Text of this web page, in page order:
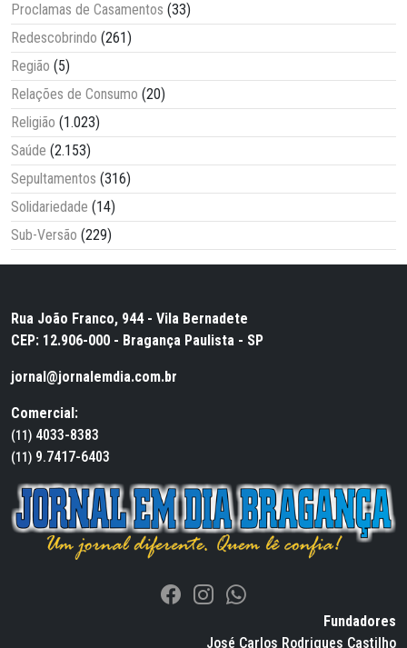
Proclamas de Casamentos (33)
Redescobrindo (261)
Região (5)
Relações de Consumo (20)
Religião (1.023)
Saúde (2.153)
Sepultamentos (316)
Solidariedade (14)
Sub-Versão (229)
Rua João Franco, 944 - Vila Bernadete
CEP: 12.906-000 - Bragança Paulista - SP
jornal@jornalemdia.com.br
Comercial:
(11) 4033-8383
(11) 9.7417-6403
Fundadores
José Carlos Rodrigues Castilho